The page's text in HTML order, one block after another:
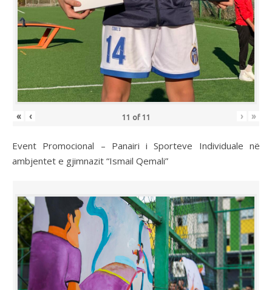
« ‹ 11 of 11 › »
Event Promocional – Panairi i Sporteve Individuale në
ambjentet e gjimnazit “Ismail Qemali”